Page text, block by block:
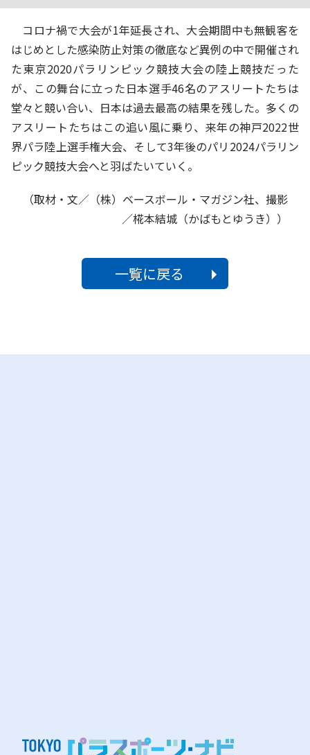
コロナ禍で大会が1年延長され、大会期間中も無観客を
はじめとした感染防止対策の徹底など異例の中で開催され
た東京2020パラリンピック競技大会の陸上競技だった
が、この舞台に立った日本選手46名のアスリートたちは
堂々と競い合い、日本は過去最高の結果を残した。多くの
アスリートたちはこの追い風に乗り、来年の神戸2022世
界パラ陸上選手権大会、そして3年後のパリ2024パラリン
ピック競技大会へと羽ばたいていく。
（取材・文／（株）ベースボール・マガジン社、撮影
／椛本結城（かばもとゆうき））
一覧に戻る